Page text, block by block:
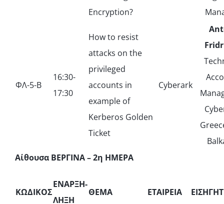
Encryption?
ΦΛ-5-Β
16:30-
17:30
How to resist
attacks on the
privileged
accounts in
example of
Kerberos Golden
Ticket
Cyberark
Αίθουσα ΒΕΡΓΙΝΑ – 2η ΗΜΕΡΑ
ΚΩΔΙΚΟΣ
ΕΝΑΡΞΗ-
ΛΗΞΗ
ΘΕΜΑ ΕΤΑΙΡΕΙΑ